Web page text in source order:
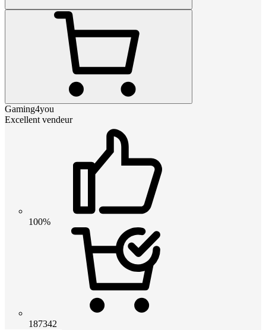
Gaming4you
Excellent vendeur
100%
187342